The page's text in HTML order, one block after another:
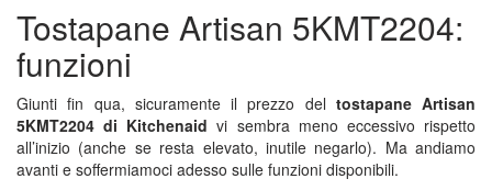
Tostapane Artisan 5KMT2204:
funzioni
Giunti fin qua, sicuramente il prezzo del tostapane Artisan
5KMT2204 di Kitchenaid vi sembra meno eccessivo rispetto
all’inizio (anche se resta elevato, inutile negarlo). Ma andiamo
avanti e soffermiamoci adesso sulle funzioni disponibili.